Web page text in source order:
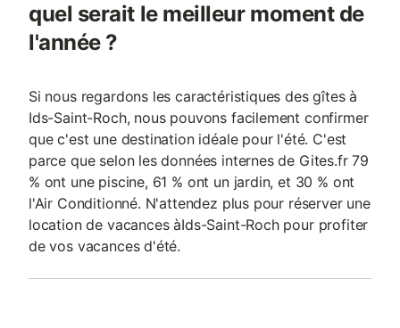
quel serait le meilleur moment de
l'année ?
Si nous regardons les caractéristiques des gîtes à
Ids-Saint-Roch, nous pouvons facilement confirmer
que c'est une destination idéale pour l'été. C'est
parce que selon les données internes de Gites.fr 79
% ont une piscine, 61 % ont un jardin, et 30 % ont
l'Air Conditionné. N'attendez plus pour réserver une
location de vacances àIds-Saint-Roch pour profiter
de vos vacances d'été.